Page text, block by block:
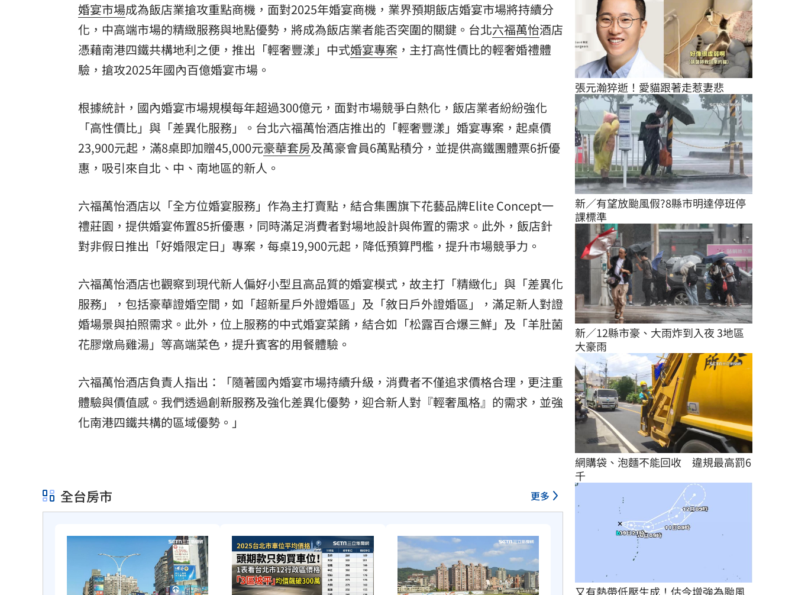
婚宴市場成為飯店業搶攻重點商機，面對2025年婚宴商機，業界預期飯店婚宴市場將持續分
化，中高端市場的精緻服務與地點優勢，將成為飯店業者能否突圍的關鍵。台北六福萬怡酒店
憑藉南港四鐵共構地利之便，推出「輕奢豐漾」中式婚宴專案 ，主打高性價比的輕奢婚禮體
驗，搶攻2025年國內百億婚宴市場。
根據統計，國內婚宴市場規模每年超過300億元，面對市場競爭白熱化，飯店業者紛紛強化
「高性價比」與「差異化服務」。台北六福萬怡酒店推出的「輕奢豐漾」婚宴專案，起桌價
23,900元起，滿8桌即加贈45,000元豪華套房及萬豪會員6萬點積分，並提供高鐵團體票6折優
惠，吸引來自北、中、南地區的新人。
六福萬怡酒店以「全方位婚宴服務」作為主打賣點，結合集團旗下花藝品牌Elite Concept一
禮莊園 ，提供婚宴佈置85折優惠，同時滿足消費者對場地設計與佈置的需求。此外，飯店針
對非假日推出「好婚限定日」專案，每桌19,900元起，降低預算門檻，提升市場競爭力。
六福萬怡酒店也觀察到現代新人偏好小型且高品質的婚宴模式，故主打「精緻化」與「差異化
服務」，包括豪華證婚空間，如「超新星戶外證婚區」及「敘日戶外證婚區」，滿足新人對證
婚場景與拍照需求。此外，位上服務的中式婚宴菜餚，結合如「松露百合爆三鮮」及「羊肚菌
花膠燉烏雞湯」等高端菜色，提升賓客的用餐體驗。
六福萬怡酒店負責人指出：「隨著國內婚宴市場持續升級，消費者不僅追求價格合理，更注重
體驗與價值感。我們透過創新服務及強化差異化優勢，迎合新人對『輕奢風格』的需求，並強
化南港四鐵共構的區域優勢。」
全台房市 更多
張元瀚猝逝！愛貓跟著走惹妻悲
新／有望放颱風假?8縣市明達停班停
課標準
新／12縣市豪、大雨炸到入夜 3地區
大豪雨
網購袋、泡麵不能回收　違規最高罰6
千
又有熱帶低壓生成！估今增強為颱風